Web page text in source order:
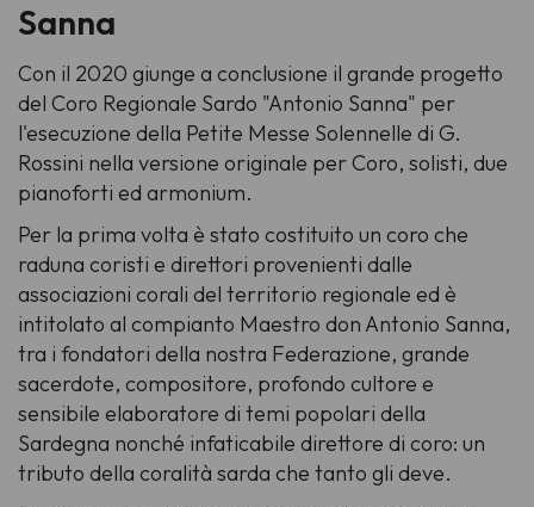
Sanna
Con il 2020 giunge a conclusione il grande progetto
del Coro Regionale Sardo "Antonio Sanna" per
l'esecuzione della Petite Messe Solennelle di G.
Rossini nella versione originale per Coro, solisti, due
pianoforti ed armonium.
Per la prima volta è stato costituito un coro che
raduna coristi e direttori provenienti dalle
associazioni corali del territorio regionale ed è
intitolato al compianto Maestro don Antonio Sanna,
tra i fondatori della nostra Federazione, grande
sacerdote, compositore, profondo cultore e
sensibile elaboratore di temi popolari della
Sardegna nonché infaticabile direttore di coro: un
tributo della coralità sarda che tanto gli deve.